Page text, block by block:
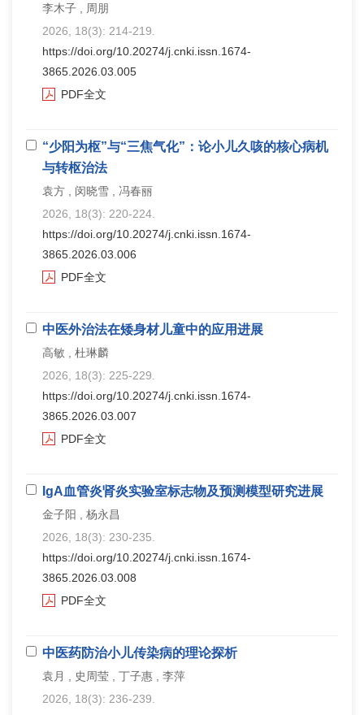
李木子 , 周朋
2026, 18(3): 214-219.
https://doi.org/10.20274/j.cnki.issn.1674-
3865.2026.03.005
PDF全文
“少阳为枢”与“三焦气化”：论小儿久咳的核心病机
与转枢治法
袁方 , 闵晓雪 , 冯春丽
2026, 18(3): 220-224.
https://doi.org/10.20274/j.cnki.issn.1674-
3865.2026.03.006
PDF全文
中医外治法在矮身材儿童中的应用进展
高敏 , 杜琳麟
2026, 18(3): 225-229.
https://doi.org/10.20274/j.cnki.issn.1674-
3865.2026.03.007
PDF全文
IgA血管炎肾炎实验室标志物及预测模型研究进展
金子阳 , 杨永昌
2026, 18(3): 230-235.
https://doi.org/10.20274/j.cnki.issn.1674-
3865.2026.03.008
PDF全文
中医药防治小儿传染病的理论探析
袁月 , 史周莹 , 丁子惠 , 李萍
2026, 18(3): 236-239.